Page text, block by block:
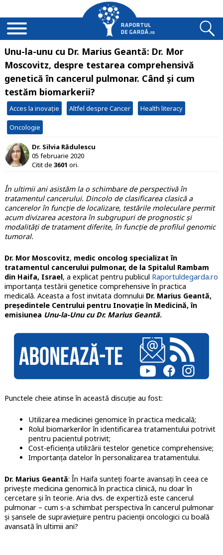
Unu-la-unu cu Dr. Marius Geantă: Dr. Mor
Moscovitz, despre testarea comprehensivă
genetică în cancerul pulmonar. Când și cum
testăm biomarkerii?
Acces la inovație Altfel despre Cancer Health literacy
Oncologie
Dr. Silvia Rădulescu
05 februarie 2020
Citit de 3601 ori.
În ultimii ani asistăm la o schimbare de perspectivă în
tratamentul cancerului. Dincolo de clasificarea clasică a
cancerelor în funcție de localizare, testările moleculare permit
acum divizarea acestora în subgrupuri de prognostic și
modalități de tratament diferite, în funcție de profilul genomic
tumoral.
Dr. Mor Moscovitz, medic oncolog specializat în
tratamentul cancerului pulmonar, de la Spitalul Rambam
din Haifa, Israel, a explicat pentru publicul Raportuldegarda.ro
importanța testării genetice comprehensive în practica
medicală. Aceasta a fost invitata domnului Dr. Marius Geantă,
președintele Centrului pentru Inovație în Medicină, în
emisiunea Unu-la-Unu cu Dr. Marius Geantă.
Punctele cheie atinse în această discuție au fost:
Utilizarea medicinei genomice în practica medicală;
Rolul biomarkerilor în identificarea tratamentului potrivit
pentru pacientul potrivit;
Cost-eficiența utilizării testelor genetice comprehensive;
Importanța datelor în personalizarea tratamentului.
Dr. Marius Geantă: În Haifa sunteți foarte avansați în ceea ce
privește medicina genomică în practica clinică, nu doar în
cercetare și în teorie. Aria dvs. de expertiză este cancerul
pulmonar – cum s-a schimbat perspectiva în cancerul pulmonar
și șansele de supraviețuire pentru pacienții oncologici cu boală
avansată în ultimii ani?